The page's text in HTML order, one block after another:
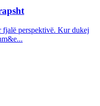
fjalë perspektivë. Kur dukej